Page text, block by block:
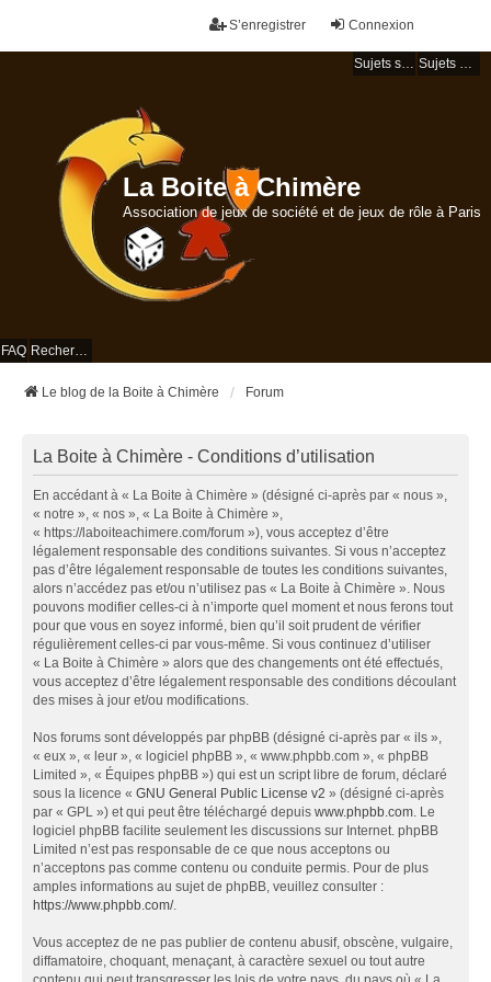
Connexion
S’enregistrer
Sujets sans réponse Sujets actifs
La Boite à Chimère
Association de jeux de société et de jeux de rôle à Paris
FAQ Rechercher
Le blog de la Boite à Chimère Forum
La Boite à Chimère - Conditions d’utilisation
En accédant à « La Boite à Chimère » (désigné ci-après par « nous »,
« notre », « nos », « La Boite à Chimère »,
« https://laboiteachimere.com/forum »), vous acceptez d’être
légalement responsable des conditions suivantes. Si vous n’acceptez
pas d’être légalement responsable de toutes les conditions suivantes,
alors n’accédez pas et/ou n’utilisez pas « La Boite à Chimère ». Nous
pouvons modifier celles-ci à n’importe quel moment et nous ferons tout
pour que vous en soyez informé, bien qu’il soit prudent de vérifier
régulièrement celles-ci par vous-même. Si vous continuez d’utiliser
« La Boite à Chimère » alors que des changements ont été effectués,
vous acceptez d’être légalement responsable des conditions découlant
des mises à jour et/ou modifications.
Nos forums sont développés par phpBB (désigné ci-après par « ils »,
« eux », « leur », « logiciel phpBB », « www.phpbb.com », « phpBB
Limited », « Équipes phpBB ») qui est un script libre de forum, déclaré
sous la licence « GNU General Public License v2 » (désigné ci-après
par « GPL ») et qui peut être téléchargé depuis www.phpbb.com. Le
logiciel phpBB facilite seulement les discussions sur Internet. phpBB
Limited n’est pas responsable de ce que nous acceptons ou
n’acceptons pas comme contenu ou conduite permis. Pour de plus
amples informations au sujet de phpBB, veuillez consulter :
https://www.phpbb.com/.
Vous acceptez de ne pas publier de contenu abusif, obscène, vulgaire,
diffamatoire, choquant, menaçant, à caractère sexuel ou tout autre